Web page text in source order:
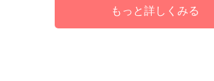
もっと詳しくみる
医療保険を適用す